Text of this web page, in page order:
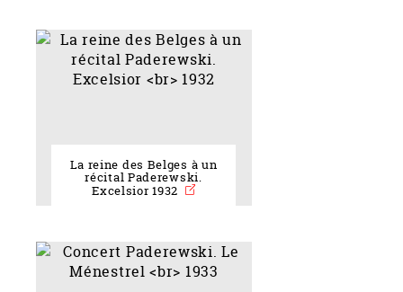
La reine des Belges à un
récital Paderewski.
Excelsior 1932